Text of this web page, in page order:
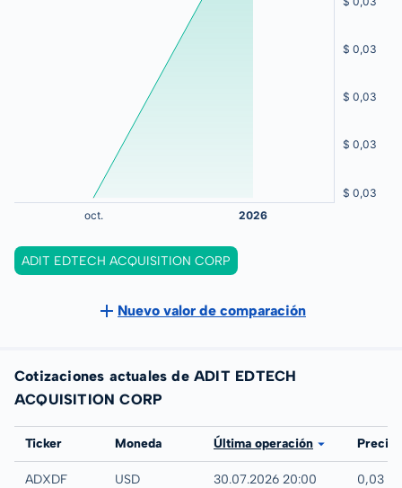
ADIT EDTECH ACQUISITION CORP
Nuevo valor de comparación
Cotizaciones actuales de ADIT EDTECH
ACQUISITION CORP
Bolsa
Ticker Moneda Última operación Precio
UTC
ADXDF USD 30.07.2026 20:00 0,03